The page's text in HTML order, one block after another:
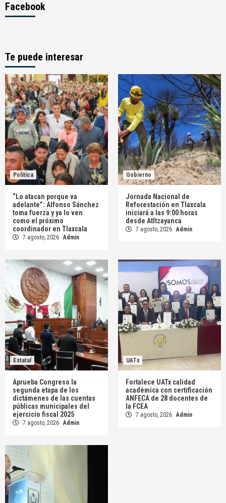
Facebook
Te puede interesar
Política
“Lo atacan porque va
adelante”: Alfonso Sánchez
toma fuerza y ya lo ven
como el próximo
coordinador en Tlaxcala
7 agosto, 2026 Admin
Gobierno
Jornada Nacional de
Reforestación en Tlaxcala
iniciará a las 9:00 horas
desde Atltzayanca
7 agosto, 2026 Admin
Estatal
Aprueba Congreso la
segunda etapa de los
dictámenes de las cuentas
públicas municipales del
ejercicio fiscal 2025
7 agosto, 2026 Admin
UATx
Fortalece UATx calidad
académica con certificación
ANFECA de 28 docentes de
la FCEA
7 agosto, 2026 Admin